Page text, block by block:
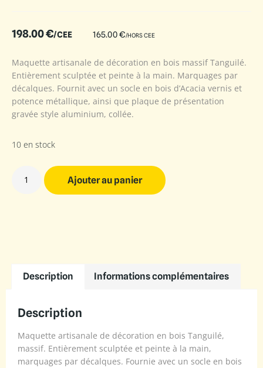
198.00€/CEE 165.00€/HORS CEE
Maquette artisanale de décoration en bois massif Tanguilé.
Entièrement sculptée et peinte à la main. Marquages par
décalques. Fournit avec un socle en bois d’Acacia vernis et
potence métallique, ainsi que plaque de présentation
gravée style aluminium, collée.
10 en stock
Ajouter au panier
Description Informations complémentaires
Description
Maquette artisanale de décoration en bois Tanguilé,
massif. Entièrement sculptée et peinte à la main,
marquages par décalques. Fournie avec un socle en bois